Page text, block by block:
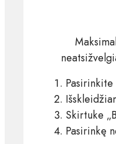
Pasirinkite
Skirtuke
Pasirinkę